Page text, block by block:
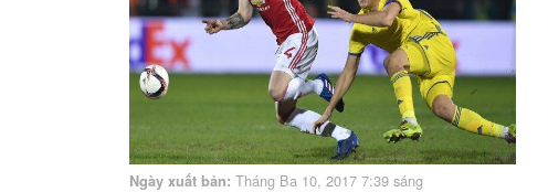
Ngày xuất bản: Tháng Ba 10, 2017 7:39 sáng